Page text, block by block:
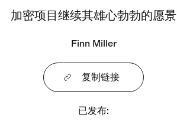
加密项目继续其雄心勃勃的愿景
Finn Miller
复制链接
已发布: